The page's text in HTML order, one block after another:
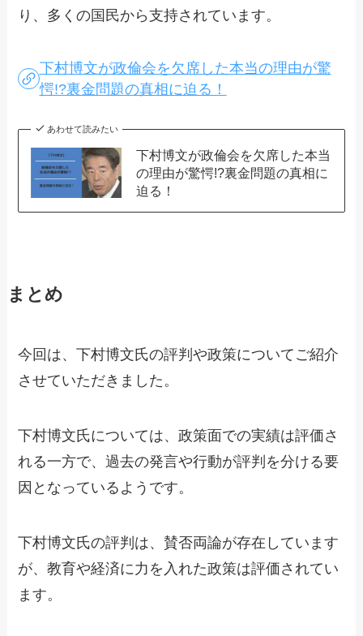
り、多くの国民から支持されています。
下村博文が政倫会を欠席した本当の理由が驚
愕!?裏金問題の真相に迫る！
あわせて読みたい
下村博文が政倫会を欠席した本当
の理由が驚愕!?裏金問題の真相に
迫る！
まとめ
今回は、下村博文氏の評判や政策についてご紹介
させていただきました。
下村博文氏については、政策面での実績は評価さ
れる一方で、過去の発言や行動が評判を分ける要
因となっているようです。
下村博文氏の評判は、賛否両論が存在しています
が、教育や経済に力を入れた政策は評価されてい
ます。